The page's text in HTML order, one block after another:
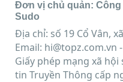
Đơn vị chủ quản:
Sudo
Địa chỉ: số 19 Cổ Vân,
Email: hi@topz.com.vn
Giấy phép mạng xã hội
tin Truyền Thông cấp